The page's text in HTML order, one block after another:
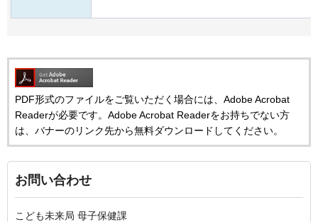
PDF形式のファイルをご覧いただく場合には、Adobe Acrobat
Readerが必要です。Adobe Acrobat Readerをお持ちでない方
は、バナーのリンク先から無料ダウンロードしてください。
お問い合わせ
こども未来局 母子保健課